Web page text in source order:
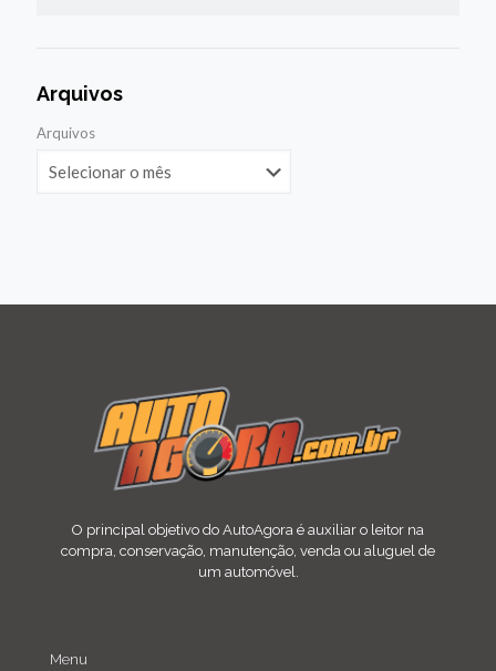
Arquivos
Arquivos
O principal objetivo do AutoAgora é auxiliar o leitor na
compra, conservação, manutenção, venda ou aluguel de
um automóvel.
Menu